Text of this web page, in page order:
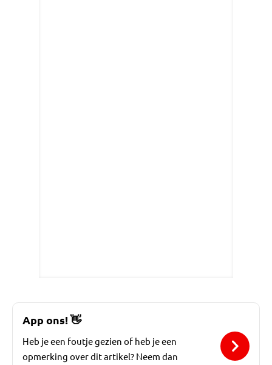
App ons!👋
Heb je een foutje gezien of heb je een
opmerking over dit artikel? Neem dan